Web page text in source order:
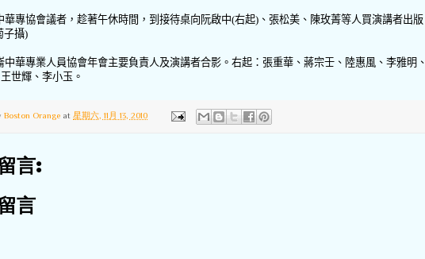
華專協會議者，趁著午休時間，到接待桌向阮啟中(右起) 、張松美、陳玫菁等人買演講者出版
子攝)
中華專業人員協會年會主要負責人及演講者合影。右起：張重華、蔣宗壬、陸惠風、李雅明、
世輝、李小玉。
Boston Orange at 星期六, 11月 13, 2010
言:
言